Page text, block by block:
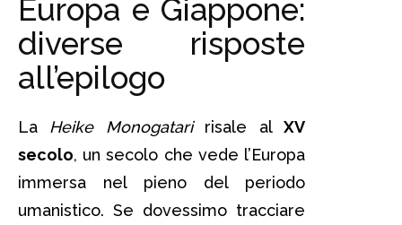
Europa e Giappone:
diverse risposte
all’epilogo
La Heike Monogataririsale alXV
secolo, un secolo che vede l’Europa
immersa nel pieno del periodo
umanistico. Se dovessimo tracciare